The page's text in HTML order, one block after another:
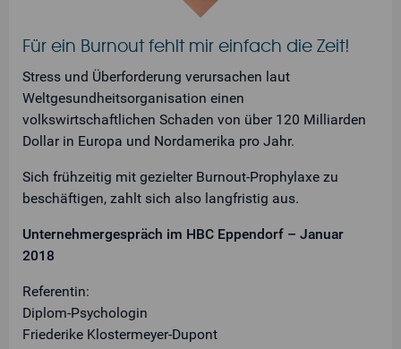
Für ein Burnout fehlt mir einfach die Zeit!
Stress und Überforderung verursachen laut
Weltgesundheitsorganisation einen
volkswirtschaftlichen Schaden von über 120 Milliarden
Dollar in Europa und Nordamerika pro Jahr.
Sich frühzeitig mit gezielter Burnout-Prophylaxe zu
beschäftigen, zahlt sich also langfristig aus.
Unternehmergespräch im HBC Eppendorf – Januar
2018
Referentin:
Diplom-Psychologin
Friederike Klostermeyer-Dupont